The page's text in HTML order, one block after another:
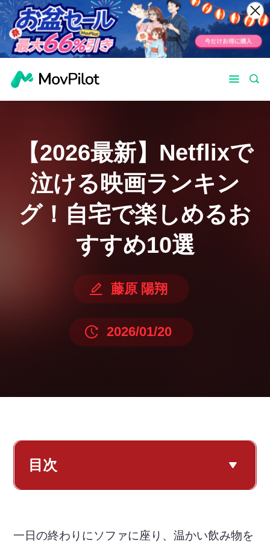
【2026最新】Netflixで
泣ける映画ランキン
グ！自宅で楽しめるお
すすめ10選
藤原 陽翔
2026/01/20
目次
一日の終わりにソファに座り、温かい飲み物を